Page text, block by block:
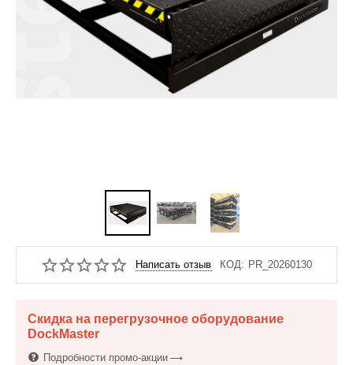
Написать отзыв КОД: PR_20260130
Скидка на перегрузочное оборудование
DockMaster
Подробности промо-акции